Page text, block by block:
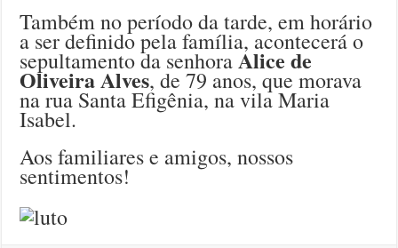
Também no período da tarde, em horário
a ser definido pela família, acontecerá o
sepultamento da senhoraAlice de
Oliveira Alves, de 79 anos, que morava
na rua Santa Efigênia, na vila Maria
Isabel.
Aos familiares e amigos, nossos
sentimentos!